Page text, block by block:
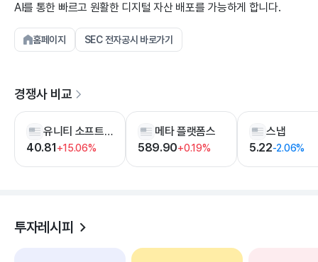
AI를 통한 빠르고 원활한 디지털 자산 배포를 가능하게 합니다.
홈페이지 SEC 전자공시 바로가기
경쟁사 비교
유니티 소프트웨어
40.81+15.06%
메타 플랫폼스
589.90+0.19%
스냅
5.22-2.06%
투자레시피